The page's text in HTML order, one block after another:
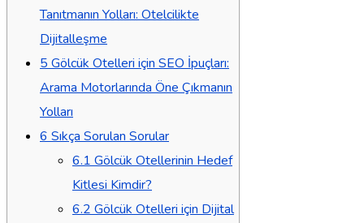
Tanıtmanın Yolları: Otelcilikte
Dijitalleşme
5 Gölcük Otelleri için SEO İpuçları:
Arama Motorlarında Öne Çıkmanın
Yolları
6 Sıkça Sorulan Sorular
6.1 Gölcük Otellerinin Hedef
Kitlesi Kimdir?
6.2 Gölcük Otelleri için Dijital